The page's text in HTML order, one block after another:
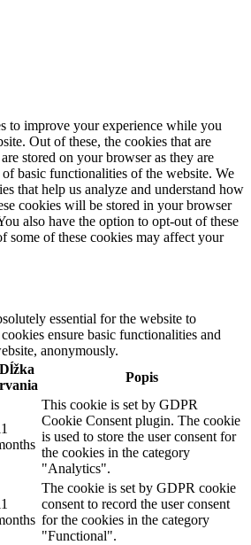
to improve your experience while you
Out of these, the cookies that are
stored on your browser as they are
basic functionalities of the website. We
that help us analyze and understand how
cookies will be stored in your browser
also have the option to opt-out of these
some of these cookies may affect your
essential for the website to
ensure basic functionalities and
anonymously.
Dĺžka
Popis
This cookie is set by GDPR
Cookie Consent plugin. The cookie
is used to store the user consent for
the cookies in the category
"Analytics".
The cookie is set by GDPR cookie
consent to record the user consent
for the cookies in the category
"Functional".